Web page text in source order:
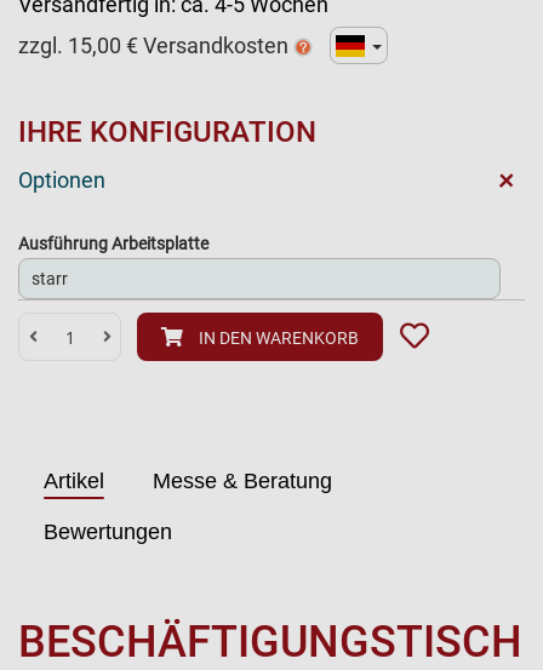
zzgl. 15,00 € Versandkosten
IHRE KONFIGURATION
Optionen +
Ausführung Arbeitsplatte
IN DEN WARENKORB
Artikel Messe & Beratung
Bewertungen
BESCHÄFTIGUNGSTISCH